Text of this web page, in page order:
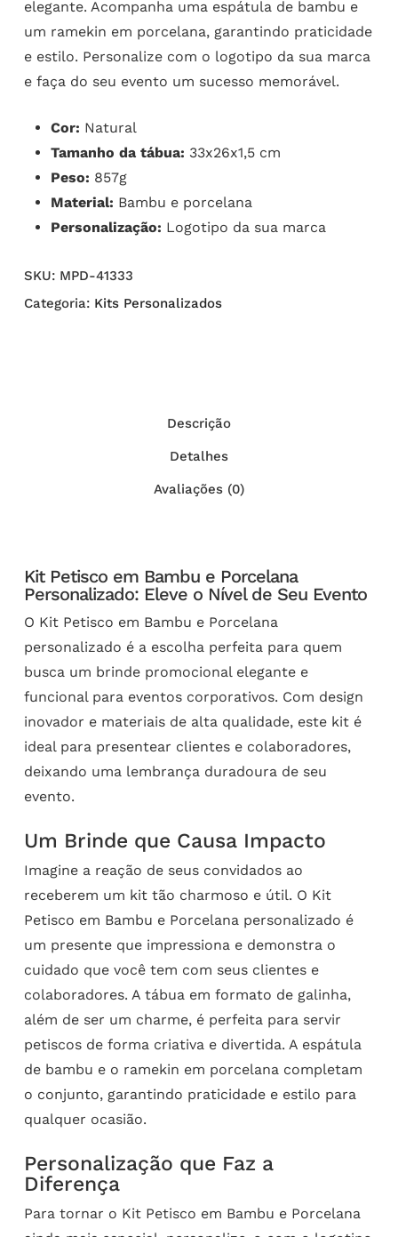
elegante. Acompanha uma espátula de bambu e
um ramekin em porcelana, garantindo praticidade
e estilo. Personalize com o logotipo da sua marca
e faça do seu evento um sucesso memorável.
Cor: Natural
Tamanho da tábua: 33x26x1,5 cm
Peso: 857g
Material: Bambu e porcelana
Personalização: Logotipo da sua marca
SKU: MPD-41333
Categoria: Kits Personalizados
Descrição
Detalhes
Avaliações (0)
Kit Petisco em Bambu e Porcelana
Personalizado: Eleve o Nível de Seu Evento
O Kit Petisco em Bambu e Porcelana
personalizado é a escolha perfeita para quem
busca um brinde promocional elegante e
funcional para eventos corporativos. Com design
inovador e materiais de alta qualidade, este kit é
ideal para presentear clientes e colaboradores,
deixando uma lembrança duradoura de seu
evento.
Um Brinde que Causa Impacto
Imagine a reação de seus convidados ao
receberem um kit tão charmoso e útil. O Kit
Petisco em Bambu e Porcelana personalizado é
um presente que impressiona e demonstra o
cuidado que você tem com seus clientes e
colaboradores. A tábua em formato de galinha,
além de ser um charme, é perfeita para servir
petiscos de forma criativa e divertida. A espátula
de bambu e o ramekin em porcelana completam
o conjunto, garantindo praticidade e estilo para
qualquer ocasião.
Personalização que Faz a
Diferença
Para tornar o Kit Petisco em Bambu e Porcelana